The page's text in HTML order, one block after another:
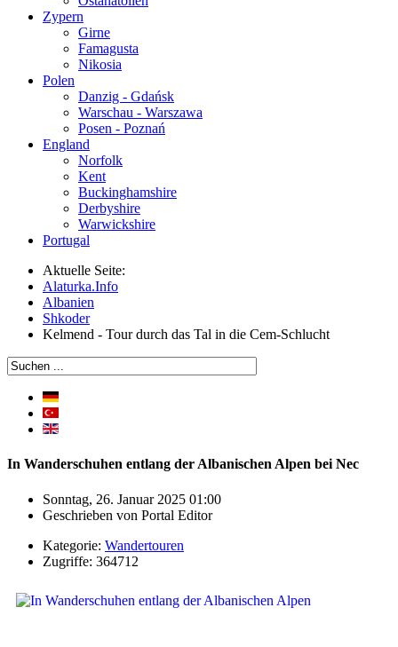
Zypern
Girne
Famagusta
Nikosia
Polen
Danzig - Gdańsk
Warschau - Warszawa
Posen - Poznań
England
Norfolk
Kent
Buckinghamshire
Derbyshire
Warwickshire
Portugal
Aktuelle Seite:
Alaturka.Info
Albanien
Shkoder
Kelmend - Tour durch das Tal in die Cem-Schlucht
In Wanderschuhen entlang der Albanischen Alpen bei Nec
Sonntag, 26. Januar 2025 01:00
Geschrieben von Portal Editor
Kategorie: Wandertouren
Zugriffe: 364712